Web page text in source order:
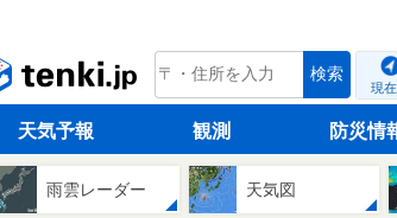
tenki.jp 検索
現
天気予報 観測 防災情
雨雲レーダー 天気図